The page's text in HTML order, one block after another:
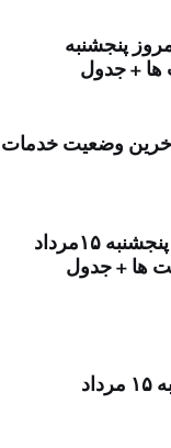
پنجشنبه
وضعیت خدمات
قیمت طلا و سکه امروز پنجشنبه ۱۵مرداد